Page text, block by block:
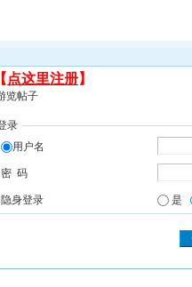
【 点这里注册】
览帖子
录
用户名
密 码
隐身登录 是